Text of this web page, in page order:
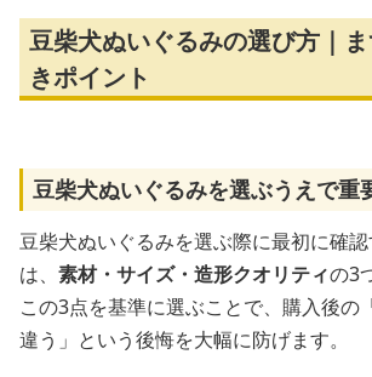
豆柴犬ぬいぐるみの選び方｜
きポイント
豆柴犬ぬいぐるみを選ぶうえで重
豆柴犬ぬいぐるみを選ぶ際に最初に確
は、 素材・サイズ・造形クオリティの3
この3点を基準に選ぶことで、購入後の
違う」という後悔を大幅に防げます。